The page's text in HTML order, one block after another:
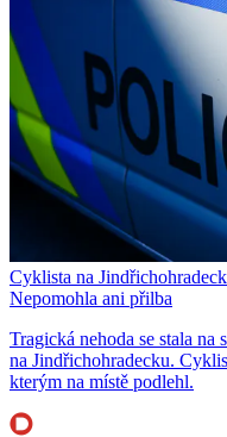
Cyklista na
Nepomohla ani přilba
Tragická nehoda se stala
na Jindřichohradecku.
kterým na místě podlehl.